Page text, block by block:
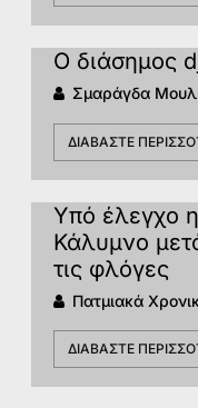
Ο διάσημος
Σμαράγδα
ΔΙΑΒΆΣΤΕ
Υπό έλεγχο
Κάλυμνο
τις φλόγες
Πατμιακά
ΔΙΑΒΆΣΤΕ